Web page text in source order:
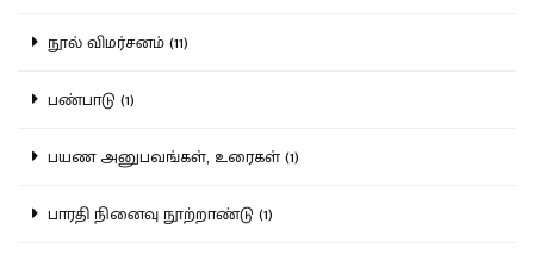
நூல் விமர்சனம் (11)
பண்பாடு (1)
பயண அனுபவங்கள், உரைகள் (1)
பாரதி நினைவு நூற்றாண்டு (1)